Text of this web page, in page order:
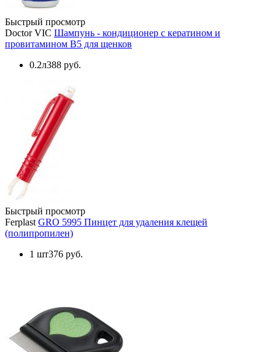
Быстрый просмотр
Doctor VIC Шампунь - кондиционер с кератином и
провитамином B5 для щенков
0.2л388 руб.
Быстрый просмотр
Ferplast GRO 5995 Пинцет для удаления клещей
(полипропилен)
1 шт376 руб.